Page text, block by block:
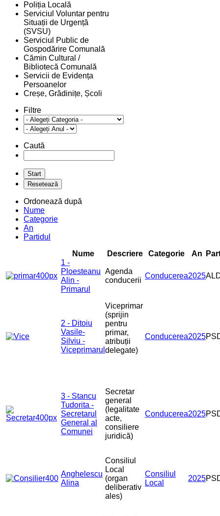
Poliția Locală
Serviciul Voluntar pentru
Situații de Urgență
(SVSU)
Serviciul Public de
Gospodărire Comunală
Cămin Cultural /
Bibliotecă Comunală
Servicii de Evidența
Persoanelor
Creșe, Grădinițe, Școli
Filtre
Caută
Ordonează după
Nume
Categorie
An
Partidul
Nume
Descriere Categorie An
1 -
Ploesteanu
Alin -
Primarul
Agenda
conducerii
Conducerea2025
2 - Ditoiu
Vasile-
Silviu -
Viceprimarul
Viceprimar
(sprijin
pentru
primar,
atribuții
delegate)
Conducerea2025
3 - Stancu
Tudorita -
Secretarul
General al
Comunei
Secretar
general
(legalitate
acte,
consiliere
juridică)
Conducerea2025
Anghelescu
Alina
Consiliul
Local
(organ
deliberativ
ales)
Consiliul
Local
2025